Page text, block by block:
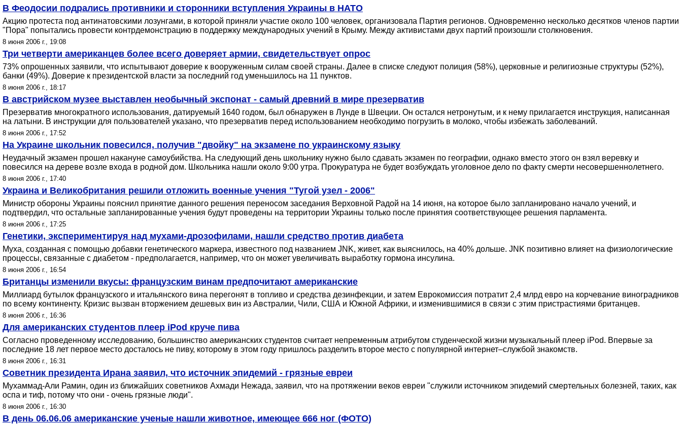
В Феодосии подрались противники и сторонники вступления Украины в НАТО
Акцию протеста под антинатовскими лозунгами, в которой приняли участие около 100 человек, организовала Партия регионов. Одновременно несколько десятков членов партии
"Пора" попытались провести контрдемонстрацию в поддержку международных учений в Крыму. Между активистами двух партий произошли столкновения.
8 июня 2006 г., 19:08
Три четверти американцев более всего доверяет армии, свидетельствует опрос
73% опрошенных заявили, что испытывают доверие к вооруженным силам своей страны. Далее в списке следуют полиция (58%), церковные и религиозные структуры (52%),
банки (49%). Доверие к президентской власти за последний год уменьшилось на 11 пунктов.
8 июня 2006 г., 18:17
В австрийском музее выставлен необычный экспонат - самый древний в мире презерватив
Презерватив многократного использования, датируемый 1640 годом, был обнаружен в Лунде в Швеции. Он остался нетронутым, и к нему прилагается инструкция, написанная
на латыни. В инструкции для пользователей указано, что презерватив перед использованием необходимо погрузить в молоко, чтобы избежать заболеваний.
8 июня 2006 г., 17:52
На Украине школьник повесился, получив "двойку" на экзамене по украинскому языку
Неудачный экзамен прошел накануне самоубийства. На следующий день школьнику нужно было сдавать экзамен по географии, однако вместо этого он взял веревку и
повесился на дереве возле входа в родной дом. Школьника нашли около 9:00 утра. Прокуратура не будет возбуждать уголовное дело по факту смерти несовершеннолетнего.
8 июня 2006 г., 17:40
Украина и Великобритания решили отложить военные учения "Тугой узел - 2006"
Министр обороны Украины пояснил принятие данного решения переносом заседания Верховной Радой на 14 июня, на которое было запланировано начало учений, и
подтвердил, что остальные запланированные учения будут проведены на территории Украины только после принятия соответствующее решения парламента.
8 июня 2006 г., 17:25
Генетики, экспериментируя над мухами-дрозофилами, нашли средство против диабета
Муха, созданная с помощью добавки генетического маркера, известного под названием JNK, живет, как выяснилось, на 40% дольше. JNK позитивно влияет на физиологические
процессы, связанные с диабетом - предполагается, например, что он может увеличивать выработку гормона инсулина.
8 июня 2006 г., 16:54
Британцы изменили вкусы: французским винам предпочитают американские
Миллиард бутылок французского и итальянского вина перегонят в топливо и средства дезинфекции, и затем Еврокомиссия потратит 2,4 млрд евро на корчевание виноградников
по всему континенту. Кризис вызван вторжением дешевых вин из Австралии, Чили, США и Южной Африки, и изменившимися в связи с этим пристрастиями британцев.
8 июня 2006 г., 16:36
Для американских студентов плеер iPod круче пива
Согласно проведенному исследованию, большинство американских студентов считает непременным атрибутом студенческой жизни музыкальный плеер iPod. Впервые за
последние 18 лет первое место досталось не пиву, которому в этом году пришлось разделить второе место с популярной интернет–службой знакомств.
8 июня 2006 г., 16:31
Советник президента Ирана заявил, что источник эпидемий - грязные евреи
Мухаммад-Али Рамин, один из ближайших советников Ахмади Нежада, заявил, что на протяжении веков евреи "служили источником эпидемий смертельных болезней, таких, как
оспа и тиф, потому что они - очень грязные люди".
8 июня 2006 г., 16:30
В день 06.06.06 американские ученые нашли животное, имеющее 666 ног (ФОТО)